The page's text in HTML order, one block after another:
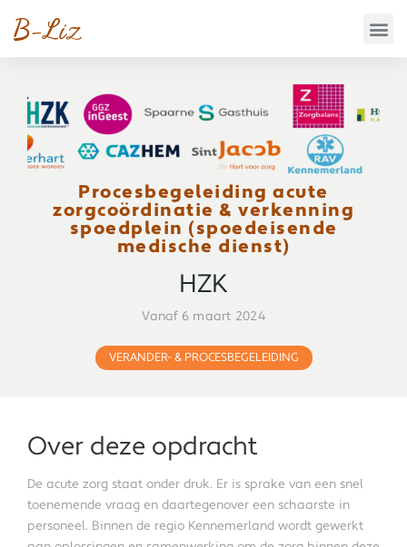
Procesbegeleiding acute
zorgcoördinatie & verkenning
spoedplein (spoedeisende
medische dienst)
HZK
Vanaf 6 maart 2024
VERANDER- & PROCESBEGELEIDING
Over deze opdracht
De acute zorg staat onder druk. Er is sprake van een snel
toenemende vraag en daartegenover een schaarste in
personeel. Binnen de regio Kennemerland wordt gewerkt